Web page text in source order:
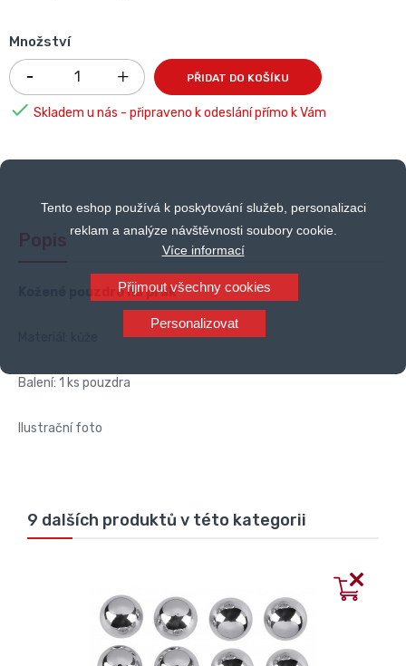
Tento eshop používá k poskytování služeb, personalizaci
reklam a analýze návštěvnosti soubory cookie.
Více informací
Přijmout všechny cookies
Personalizovat
Množství
PŘIDAT DO KOŠÍKU
 Skladem u nás - připraveno k odeslání přímo k Vám
Popis
Kožené pouzdro na prak
Balení: 1 ks pouzdra
Ilustrační foto
9 dalších produktů v této kategorii